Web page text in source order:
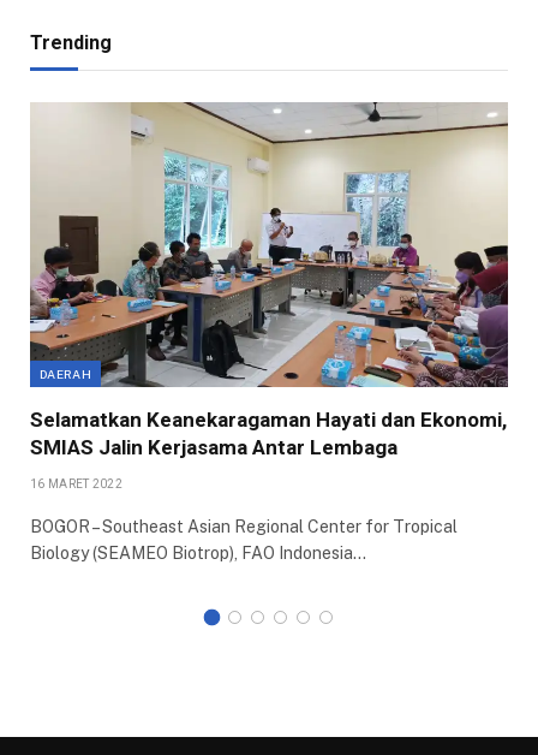
Trending
DAERAH
Selamatkan Keanekaragaman Hayati dan Ekonomi,
SMIAS Jalin Kerjasama Antar Lembaga
16 MARET 2022
BOGOR – Southeast Asian Regional Center for Tropical
Biology (SEAMEO Biotrop), FAO Indonesia…